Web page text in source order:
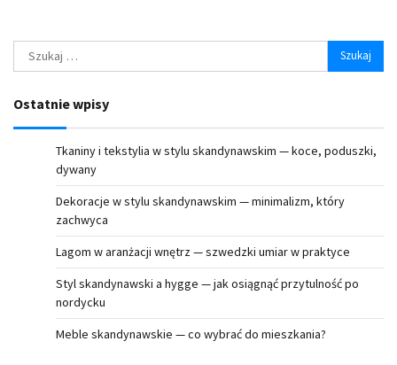
Szukaj:
Ostatnie wpisy
Tkaniny i tekstylia w stylu skandynawskim — koce, poduszki,
dywany
Dekoracje w stylu skandynawskim — minimalizm, który
zachwyca
Lagom w aranżacji wnętrz — szwedzki umiar w praktyce
Styl skandynawski a hygge — jak osiągnąć przytulność po
nordycku
Meble skandynawskie — co wybrać do mieszkania?